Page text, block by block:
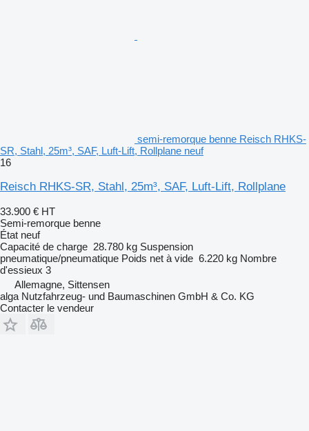
semi-remorque benne Reisch RHKS-
SR, Stahl, 25m³, SAF, Luft-Lift, Rollplane neuf
16
Reisch RHKS-SR, Stahl, 25m³, SAF, Luft-Lift, Rollplane
33.900 € HT
Semi-remorque benne
État neuf
Capacité de charge 28.780 kg Suspension
pneumatique/pneumatique Poids net à vide 6.220 kg Nombre
d'essieux 3
Allemagne, Sittensen
alga Nutzfahrzeug- und Baumaschinen GmbH & Co. KG
Contacter le vendeur